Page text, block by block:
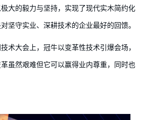
大的毅力与坚持，实现了现代实木简约化
坚守实业、深耕技术的企业最好的回馈。
大会上，冠牛以变革性技术引爆会场，
虽然艰难但它可以赢得业内尊重，同时也